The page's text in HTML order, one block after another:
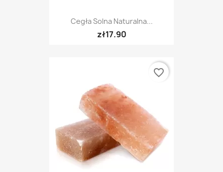
Cegła Solna Naturalna...
zł17.90
favorite_border